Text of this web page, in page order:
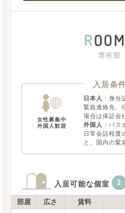
R
専有部
入居条
女性募集中
外国人歓迎
日本人 ： 身分
緊急連絡先、
場合は保証会
外国人 ： パス
日常会話程度
と、国内の緊
入居可能な個室 2
部屋 広さ 賃料